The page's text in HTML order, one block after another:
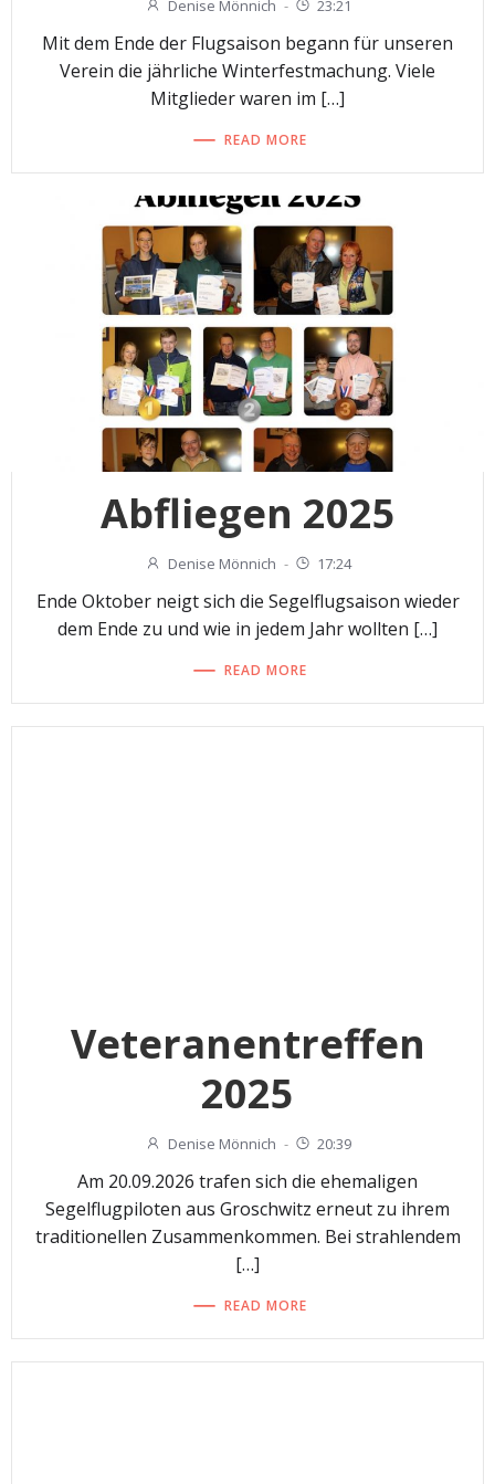
Denise Mönnich - 23:21
Mit dem Ende der Flugsaison begann für unseren
Verein die jährliche Winterfestmachung. Viele
Mitglieder waren im […]
READ MORE
Abfliegen 2025
Denise Mönnich - 17:24
Ende Oktober neigt sich die Segelflugsaison wieder
dem Ende zu und wie in jedem Jahr wollten […]
READ MORE
Veteranentreffen
2025
Denise Mönnich - 20:39
Am 20.09.2026 trafen sich die ehemaligen
Segelflugpiloten aus Groschwitz erneut zu ihrem
traditionellen Zusammenkommen. Bei strahlendem
[…]
READ MORE